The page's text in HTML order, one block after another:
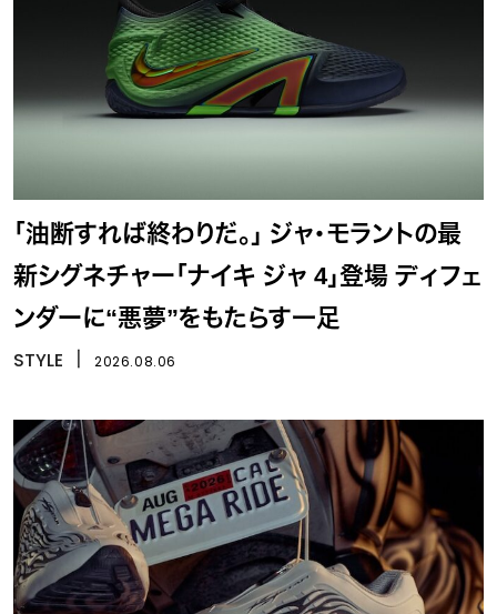
「油断すれば終わりだ。」 ジャ・モラントの最
新シグネチャー「ナイキ ジャ 4」登場 ディフェ
ンダーに“悪夢”をもたらす一足
STYLE 2026.08.06